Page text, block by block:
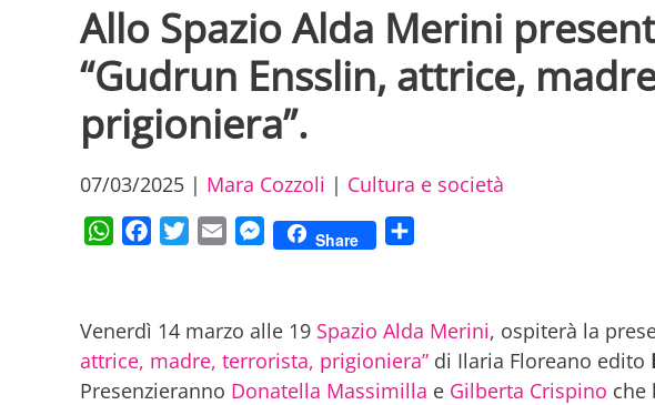
Allo Spazio Alda Merini
“Gudrun Ensslin, attrice,
prigioniera”.
07/03/2025 | Mara Cozzoli | Cultura e società
WhatsAppFacebookTwitterEmail Messenger
Share
Venerdì 14 marzo alle 19 Spazio Alda Merini, ospiterà la
attrice, madre, terrorista, prigioniera” di Ilaria Floreano edito
Presenzieranno Donatella Massimilla e Gilberta Crispino che